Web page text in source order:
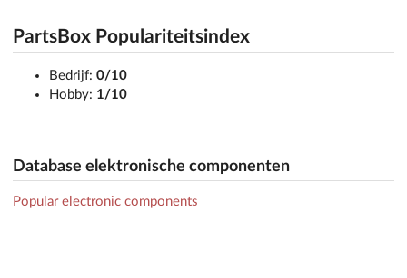
PartsBox Populariteitsindex
Bedrijf: 0/10
Hobby: 1/10
Database elektronische componenten
Popular electronic components